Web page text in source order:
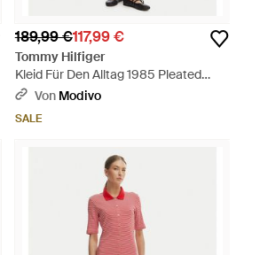
189,99 €117,99 €
Tommy Hilfiger
Kleid Für Den Alltag 1985 Pleated
Ww0Ww49621 Regular Fit - Rot
Von Modivo
SALE